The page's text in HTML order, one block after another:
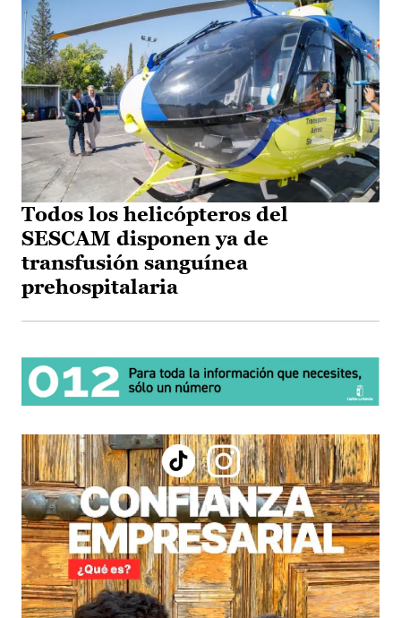
Todos los helicópteros del
SESCAM disponen ya de
transfusión sanguínea
prehospitalaria